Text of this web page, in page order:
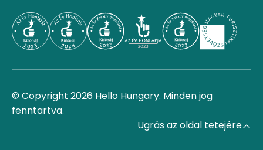
© Copyright 2026 Hello Hungary. Minden jog
fenntartva.
Ugrás az oldal tetejére